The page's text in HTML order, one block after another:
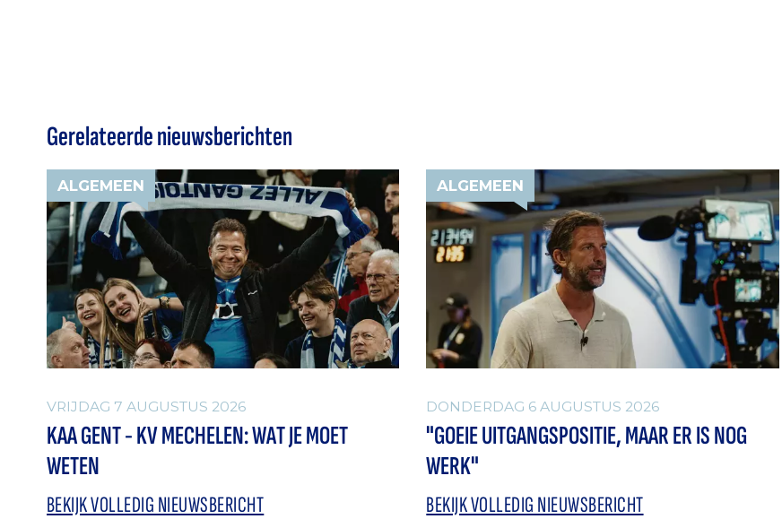
Gerelateerde nieuwsberichten
ALGEMEEN
VRIJDAG 7 AUGUSTUS 2026
KAA GENT - KV MECHELEN: WAT JE MOET
WETEN
BEKIJK VOLLEDIG NIEUWSBERICHT
ALGEMEEN
DONDERDAG 6 AUGUSTUS 2026
"GOEIE UITGANGSPOSITIE, MAAR ER IS NOG
WERK"
BEKIJK VOLLEDIG NIEUWSBERICHT